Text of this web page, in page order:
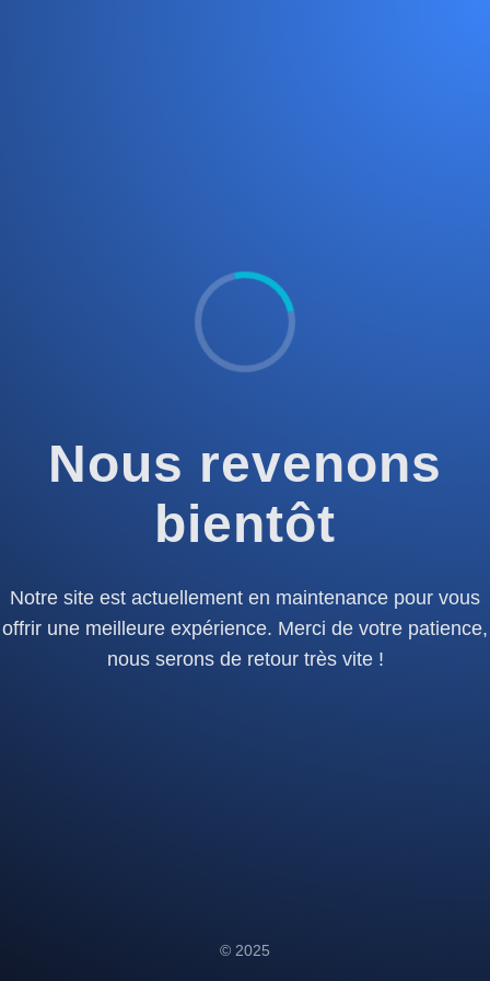
Nous revenons
bientôt
Notre site est actuellement en maintenance pour vous
offrir une meilleure expérience. Merci de votre patience,
nous serons de retour très vite !
© 2025